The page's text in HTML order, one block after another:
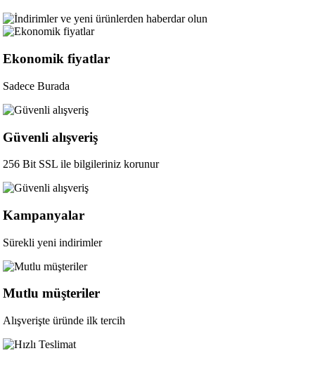
Ekonomik fiyatlar
Sadece Burada
Güvenli alışveriş
256 Bit SSL ile bilgileriniz korunur
Kampanyalar
Sürekli yeni indirimler
Mutlu müşteriler
Alışverişte üründe ilk tercih